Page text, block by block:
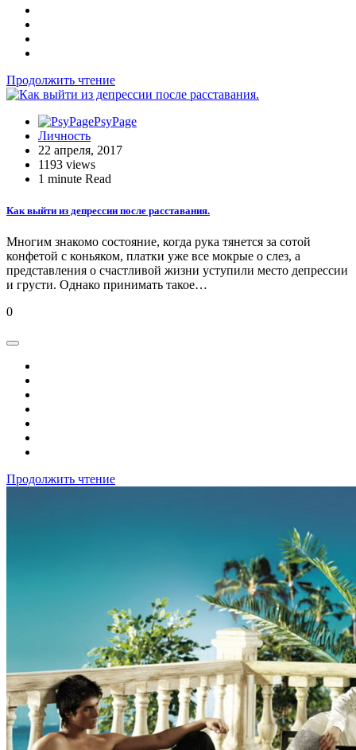
Продолжить чтение
PsyPage
Личность
22 апреля, 2017
1193 views
1 minute Read
Как выйти из депрессии после расставания.
Многим знакомо состояние, когда рука тянется за сотой
конфетой с коньяком, платки уже все мокрые о слез, а
представления о счастливой жизни уступили место депрессии
и грусти. Однако принимать такое…
0
Продолжить чтение